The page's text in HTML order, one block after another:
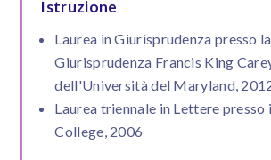
Istruzione
Laurea in Giurisprudenza presso
Giurisprudenza Francis King
dell'Università del Maryland,
Laurea triennale in Lettere presso
College, 2006